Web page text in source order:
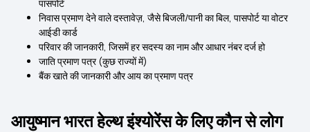
पासपोर्ट
निवास प्रमाण देने वाले दस्तावेज़, जैसे बिजली/पानी का बिल, पासपोर्ट या वोटर
आईडी कार्ड
परिवार की जानकारी, जिसमें हर सदस्य का नाम और आधार नंबर दर्ज हो
जाति प्रमाण पत्र (कुछ राज्यों में)
बैंक खाते की जानकारी और आय का प्रमाण पत्र
आयुष्मान भारत हेल्थ इंश्योरेंस के लिए कौन से लोग